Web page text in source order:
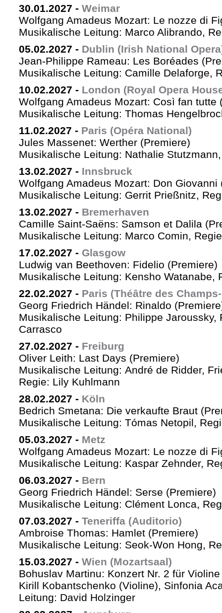
30.01.2027 - Weimar
Wolfgang Amadeus Mozart: Le nozze di
Musikalische Leitung: Marco Alibrando,
05.02.2027 - Dublin (Irish National
Jean-Philippe Rameau: Les Boréades
Musikalische Leitung: Camille Delaforge,
10.02.2027 - London (Royal Opera
Wolfgang Amadeus Mozart: Così fan tutte
Musikalische Leitung: Thomas
11.02.2027 - Paris (Opéra National)
Jules Massenet: Werther (Premiere)
Musikalische Leitung: Nathalie
13.02.2027 - Innsbruck
Wolfgang Amadeus Mozart: Don Giovanni
Musikalische Leitung: Gerrit Prießnitz,
13.02.2027 - Bremerhaven
Camille Saint-Saëns: Samson et Dalila
Musikalische Leitung: Marco Comin,
17.02.2027 - Glasgow
Ludwig van Beethoven: Fidelio (Premiere)
Musikalische Leitung: Kensho Watanabe,
22.02.2027 - Paris (Théâtre des
Georg Friedrich Händel: Rinaldo
Musikalische Leitung: Philippe Jaroussky,
Carrasco
27.02.2027 - Freiburg
Oliver Leith: Last Days (Premiere)
Musikalische Leitung: André de Ridder,
Regie: Lily Kuhlmann
28.02.2027 - Köln
Bedrich Smetana: Die verkaufte Braut
Musikalische Leitung: Tómas Netopil,
05.03.2027 - Metz
Wolfgang Amadeus Mozart: Le nozze di
Musikalische Leitung: Kaspar Zehnder,
06.03.2027 - Bern
Georg Friedrich Händel: Serse (Premiere)
Musikalische Leitung: Clément Lonca,
07.03.2027 - Teneriffa (Auditorio)
Ambroise Thomas: Hamlet (Premiere)
Musikalische Leitung: Seok-Won Hong,
15.03.2027 - Wien (Mozartsaal)
Bohuslav Martinu: Konzert Nr. 2 für
Kirill Kobantschenko (Violine), Sinfonia
Leitung: David Holzinger